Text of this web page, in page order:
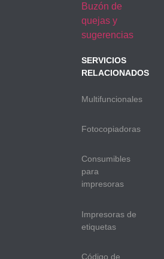
Buzón de
quejas y
sugerencias
SERVICIOS
RELACIONADOS
Multifuncionales
Fotocopiadoras
Consumibles
para
impresoras
Impresoras de
etiquetas
Código de